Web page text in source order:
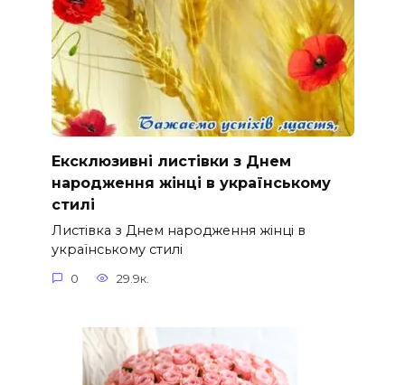
Ексклюзивні листівки з Днем
народження жінці в українському
стилі
Листівка з Днем народження жінці в
українському стилі
0 29.9к.